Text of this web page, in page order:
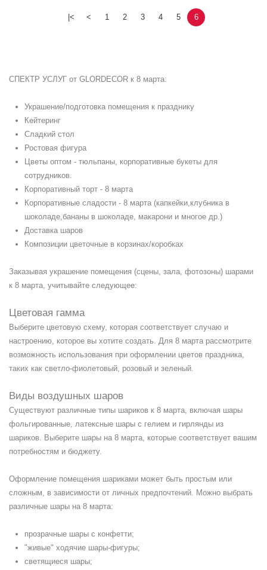
|< < 1 2 3 4 5 6
СПЕКТР УСЛУГ от GLORDECOR к 8 марта:
Украшение/подготовка помещения к празднику
Кейтеринг
Сладкий стол
Ростовая фигура
Цветы оптом - тюльпаны, корпоративные букеты для
сотрудников.
Корпоративный торт - 8 марта
Корпоративные сладости - 8 марта (капкейки,клубника в
шоколаде,бананы в шоколаде, макарони и многое др.)
Доставка шаров
Композиции цветочные в корзинах/коробках
Заказывая украшение помещения (сцены, зала, фотозоны) шарами
к 8 марта, учитывайте следующее:
Цветовая гамма
Выберите цветовую схему, которая соответствует случаю и
настроению, которое вы хотите создать. Для 8 марта рассмотрите
возможность использования при оформлении цветов праздника,
таких как светло-фиолетовый, розовый и зеленый.
Виды воздушных шаров
Существуют различные типы шариков к 8 марта, включая шары
фольгированные, латексные шары с гелием и гирлянды из
шариков. Выберите шары на 8 марта, которые соответствует вашим
потребностям и бюджету.
Оформление помещения шариками может быть простым или
сложным, в зависимости от личных предпочтений. Можно выбрать
различные шары на 8 марта:
прозрачные шары с конфетти;
"живые" ходячие шары-фигуры;
светящиеся шары;